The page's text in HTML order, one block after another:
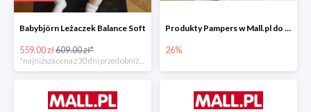
Babybjörn Leżaczek Balance Soft
559.00 zł609.00 zł*
Produkty Pampers w Mall.pl do -26%
26%